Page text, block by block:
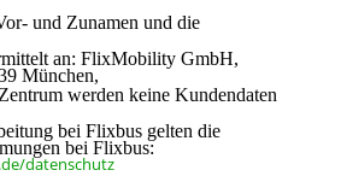
und Zunamen und die
an: FlixMobility GmbH,
München,
werden keine Kundendaten
bei Flixbus gelten die
bei Flixbus:
datenschutz